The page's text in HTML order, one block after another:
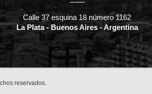
Calle 37 esquina 18 número 1162
La Plata - Buenos Aires - Argentina
reservados.